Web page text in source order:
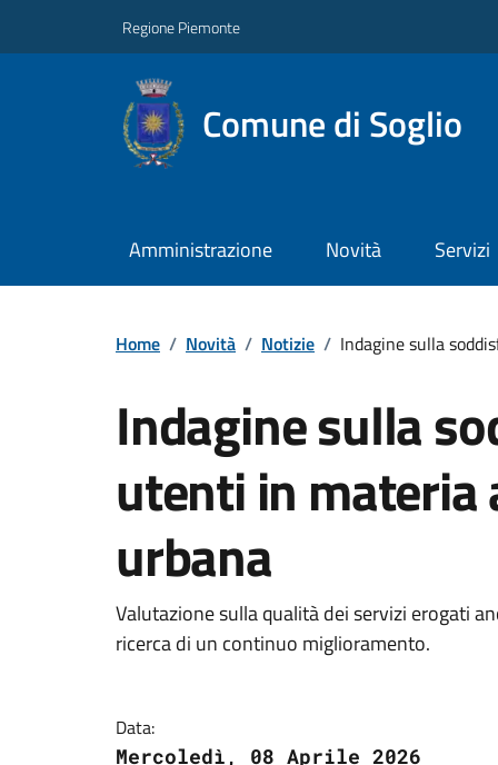
Regione Piemonte
Comune di Soglio
Amministrazione Novità Servizi
Home / Novità / Notizie / Indagine sulla
Indagine sulla
utenti in materia
urbana
Valutazione sulla qualità dei servizi erogati
ricerca di un continuo miglioramento.
Data:
Mercoledì, 08 Aprile 2026